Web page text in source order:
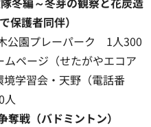
保護者同伴）
公園プレーパーク 1人300
ページ（せたがやエコア
学習会・天野（電話番
戦（バドミントン）